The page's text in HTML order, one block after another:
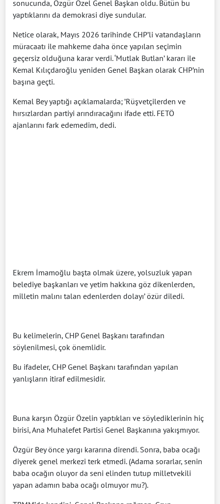
sonucunda, Özgür Özel Genel Başkan oldu. Bütün bu
yaptıklarını da demokrasi diye sundular.
Netice olarak, Mayıs 2026 tarihinde CHP’li vatandaşların
müracaatı ile mahkeme daha önce yapılan seçimin
geçersiz olduğuna karar verdi. ‘Mutlak Butlan’ kararı ile
Kemal Kılıçdaroğlu yeniden Genel Başkan olarak CHP’nin
başına geçti.
Kemal Bey yaptığı açıklamalarda; ’Rüşvetçilerden ve
hırsızlardan partiyi arındıracağını ifade etti. FETÖ
ajanlarını fark edemedim, dedi.
Ekrem İmamoğlu başta olmak üzere, yolsuzluk yapan
belediye başkanları ve yetim hakkına göz dikenlerden,
milletin malını talan edenlerden dolayı’ özür diledi.
Bu kelimelerin, CHP Genel Başkanı tarafından
söylenilmesi, çok önemlidir.
Bu ifadeler, CHP Genel Başkanı tarafından yapılan
yanlışların itiraf edilmesidir.
Buna karşın Özgür Özelin yaptıkları ve söylediklerinin hiç
birisi, Ana Muhalefet Partisi Genel Başkanına yakışmıyor.
Özgür Bey önce yargı kararına direndi. Sonra, baba ocağı
diyerek genel merkezi terk etmedi. (Adama sorarlar, senin
baba ocağın oluyor da seni elinden tutup milletvekili
yapan adamın baba ocağı olmuyor mu?).